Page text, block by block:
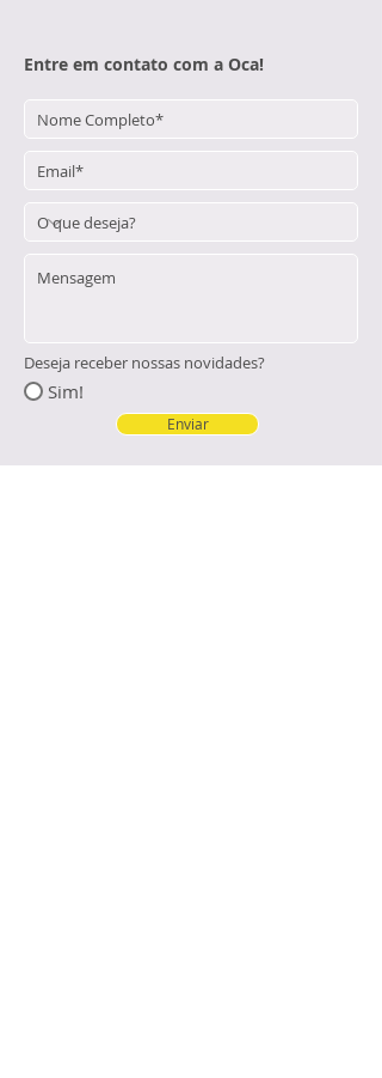
Entre em contato com a Oca!
Deseja receber nossas novidades?
Sim!
Enviar